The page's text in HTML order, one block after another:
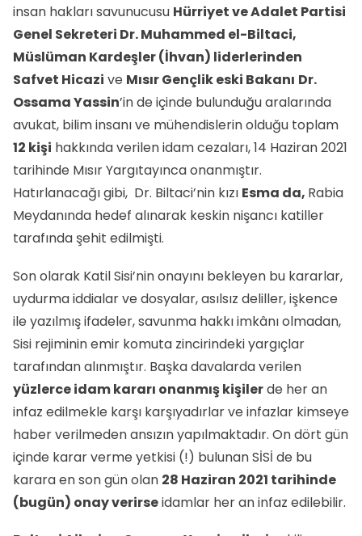
insan hakları savunucusu Hürriyet ve Adalet Partisi
Genel Sekreteri Dr.Muhammed el-Biltaci,
Müslüman Kardeşler (İhvan) liderlerinden
Safvet Hicazi ve Mısır Gençlik eski Bakanı Dr.
Ossama Yassin’in de içinde bulunduğu aralarında
avukat, bilim insanı ve mühendislerin olduğu toplam
12 kişi hakkında verilen idam cezaları, 14 Haziran 2021
tarihinde Mısır Yargıtayınca onanmıştır.
Hatırlanacağı gibi, Dr. Biltaci’nin kızı Esma da, Rabia
Meydanında hedef alınarak keskin nişancı katiller
tarafında şehit edilmişti.
Son olarak Katil Sisi’nin onayını bekleyen bu kararlar,
uydurma iddialar ve dosyalar, asılsız deliller, işkence
ile yazılmış ifadeler, savunma hakkı imkânı olmadan,
Sisi rejiminin emir komuta zincirindeki yargıçlar
tarafından alınmıştır. Başka davalarda verilen
yüzlerce idam kararı onanmış kişilerde her an
infaz edilmekle karşı karşıyadırlar ve infazlar kimseye
haber verilmeden ansızın yapılmaktadır. On dört gün
içinde karar verme yetkisi (!) bulunan SİSİ de bu
karara en son gün olan 28 Haziran 2021 tarihinde
(bugün) onay verirseidamlar her an infaz edilebilir.